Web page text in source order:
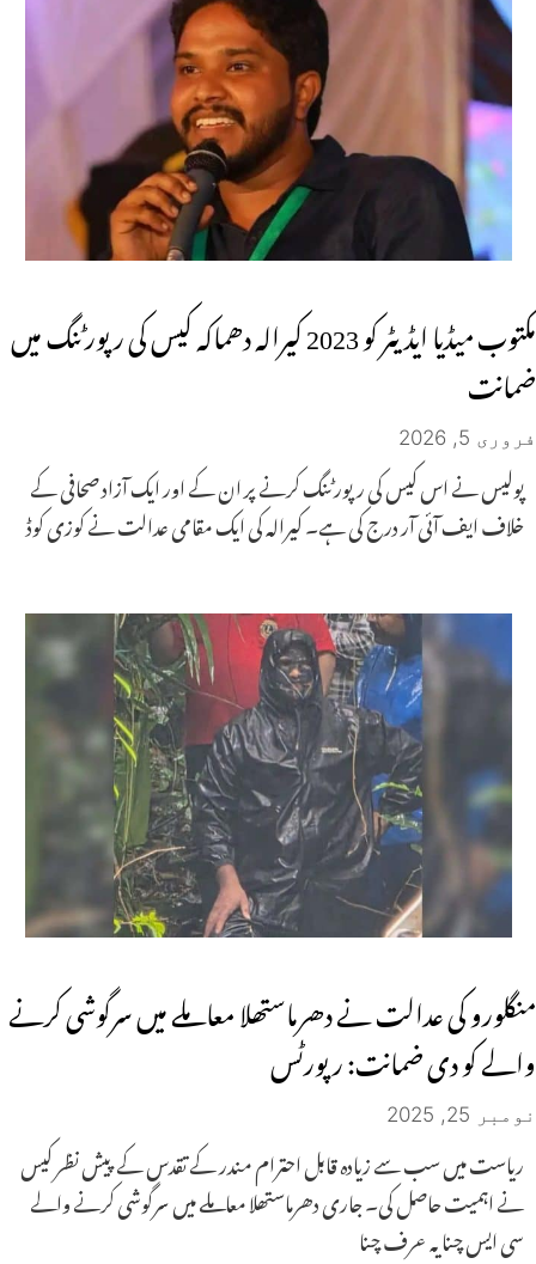
مکتوب میڈیا ایڈیٹر کو 2023 کیرالہ دھماکہ کیس کی رپورٹنگ میں
ضمانت
فروری 5, 2026
پولیس نے اس کیس کی رپورٹنگ کرنے پر ان کے اور ایک آزاد صحافی کے
خلاف ایف آئی آر درج کی ہے۔ کیرالہ کی ایک مقامی عدالت نے کوزی کوڈ
منگلورو کی عدالت نے دھرماستھلا معاملے میں سرگوشی کرنے
والے کو دی ضمانت: رپورٹس
نومبر 25, 2025
ریاست میں سب سے زیادہ قابل احترام مندر کے تقدس کے پیش نظر کیس
نے اہمیت حاصل کی۔ جاری دھرماستھلا معاملے میں سرگوشی کرنے والے
سی ایس چنایہ عرف چنا